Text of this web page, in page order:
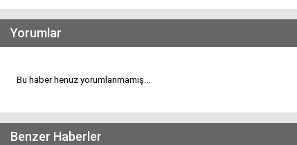
Yorumlar
Bu haber henüz yorumlanmamış...
Benzer Haberler